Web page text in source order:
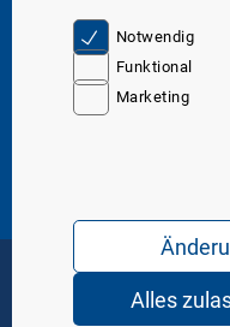
Server IP. 8
Über den Marktplatz
Formular: Meldung
WDT-Katalog 2026
Häufig gestellte Fragen
Fracht- und
Copyright © 2026 WDT -
AGB
Notwendig
Funktional
Marketing
Alles